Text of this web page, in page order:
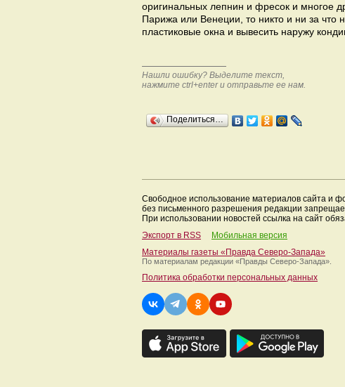
оригинальных лепнин и фресок и многое
Парижа или Венеции, то никто и ни за что
пластиковые окна и вывесить наружу
Нашли ошибку? Выделите текст,
нажмите ctrl+enter и отправьте ее нам.
Поделиться…
Свободное использование материалов сайта и
без письменного разрешения редакции
При использовании новостей ссылка на сайт
Экспорт в RSS
Мобильная версия
Материалы газеты «Правда Северо-Запада»
По материалам редакции «Правды Северо-Запада».
Политика обработки персональных данных